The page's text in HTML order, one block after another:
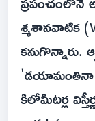
శ్మశానవాటిక
కనుగొన్నారు.
'డయామంతినా
కిలోమీటర్ల